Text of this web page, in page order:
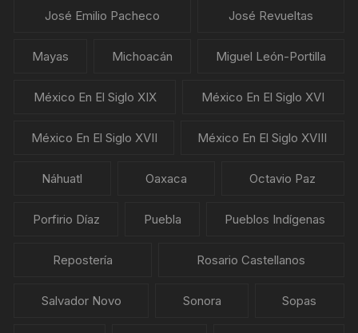
José Emilio Pacheco José Revueltas
Mayas Michoacán Miguel León-Portilla
México En El Siglo XIX México En El Siglo XVI
México En El Siglo XVII México En El Siglo XVIII
Náhuatl Oaxaca Octavio Paz
Porfirio Díaz Puebla Pueblos Indígenas
Repostería Rosario Castellanos
Salvador Novo Sonora Sopas